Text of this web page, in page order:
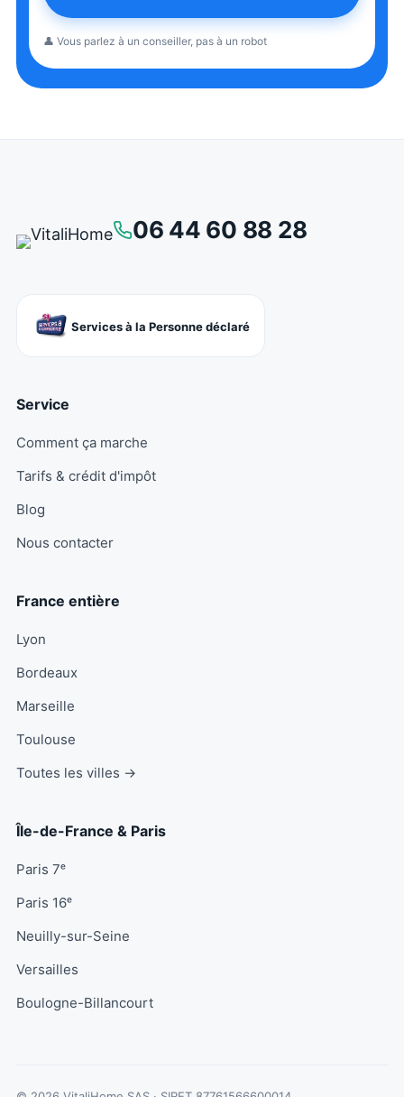
👤 Vous parlez à un conseiller, pas à un robot
06 44 60 88 28
Services à la Personne déclaré
Service
Comment ça marche
Tarifs & crédit d'impôt
Blog
Nous contacter
France entière
Lyon
Bordeaux
Marseille
Toulouse
Toutes les villes →
Île-de-France & Paris
Paris 7ᵉ
Paris 16ᵉ
Neuilly-sur-Seine
Versailles
Boulogne-Billancourt